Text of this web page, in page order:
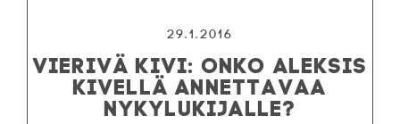
29.1.2016
VIERIVÄ KIVI: ONKO ALEKSIS
KIVELLÄ ANNETTAVAA
NYKYLUKIJALLE?